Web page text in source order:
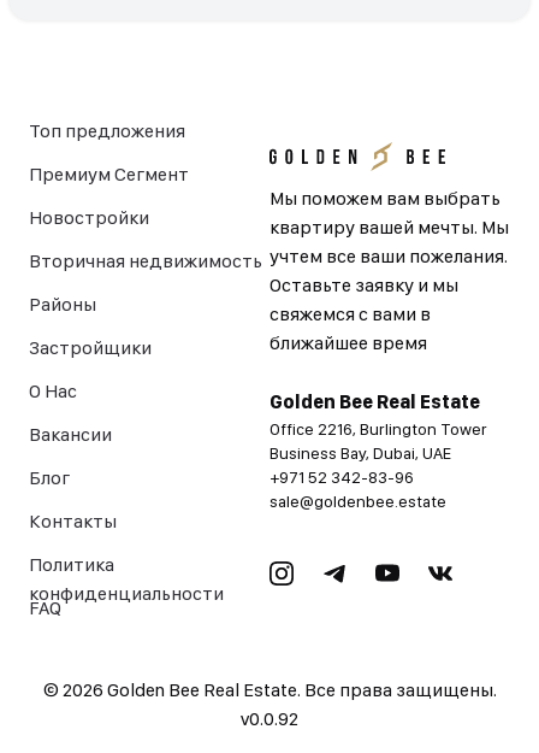
Мы поможем вам выбрать
квартиру вашей мечты. Мы
учтем все ваши пожелания.
Оставьте заявку и мы
свяжемся с вами в
ближайшее время
Golden Bee Real Estate
Office 2216, Burlington Tower
Business Bay, Dubai, UAE
+971 52 342-83-96
sale@goldenbee.estate
Топ предложения
Премиум Сегмент
Новостройки
Вторичная недвижимость
Районы
Застройщики
О Нас
Вакансии
Блог
Контакты
Политика
конфиденциальности
FAQ
© 2026 Golden Bee Real Estate. Все права защищены.
v0.0.92